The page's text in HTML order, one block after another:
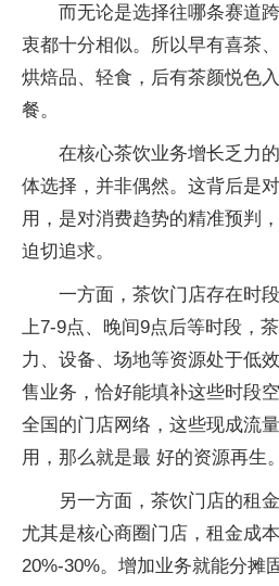
而无论是选择往哪条赛道
衷都十分相似。所以早有喜茶
烘焙品、轻食，后有茶颜悦色
餐。
在核心茶饮业务增长乏力
体选择，并非偶然。这背后是
用，是对消费趋势的精准预判
迫切追求。
一方面，茶饮门店存在时
上7-9点、晚间9点后等时段，
力、设备、场地等资源处于低
售业务，恰好能填补这些时段
全国的门店网络，这些现成流
用，那么就是最 好的资源再生。
另一方面，茶饮门店的租
尤其是核心商圈门店，租金成
20%-30%。增加业务就能分摊